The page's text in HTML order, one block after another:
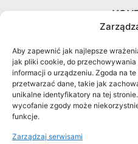
Aby zapewnić jak najlepsze
jak pliki cookie, do
informacji o urządzeniu. Zgoda na
przetwarzać dane, takie jak
unikalne identyfikatory na tej
wycofanie zgody może
funkcje.
Zarządzaj serwisami
75 WYCIECZEK W
KARKONOSZE: 26